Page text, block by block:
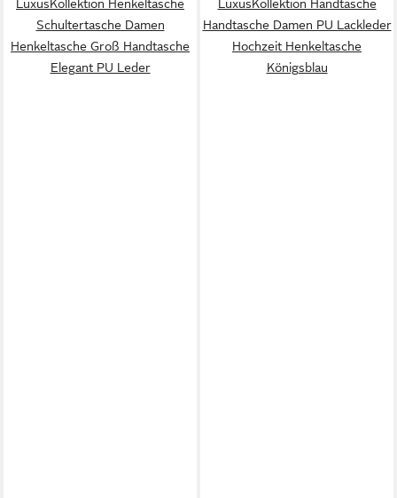
LuxusKollektion Henkeltasche
Schultertasche Damen
Henkeltasche Groß Handtasche
Elegant PU Leder
LuxusKollektion Handtasche
Handtasche Damen PU Lackleder
Hochzeit Henkeltasche
Königsblau